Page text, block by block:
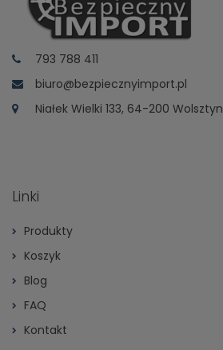
793 788 411
biuro@bezpiecznyimport.pl
Niałek Wielki 133, 64-200 Wolsztyn
Linki
Produkty
Koszyk
Blog
FAQ
Kontakt